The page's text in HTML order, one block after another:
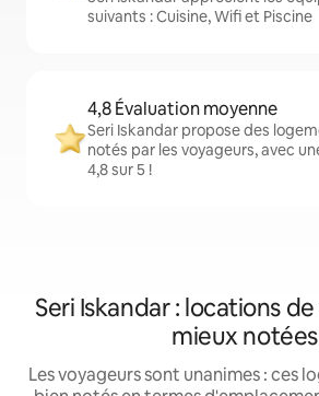
suivants : Cuisine, Wifi et Piscine
4,8 Évaluation moyenne
Seri Iskandar propose des
notés par les voyageurs, avec
4,8 sur 5 !
Seri Iskandar : locations
mieux notées
Les voyageurs sont unanimes : ces